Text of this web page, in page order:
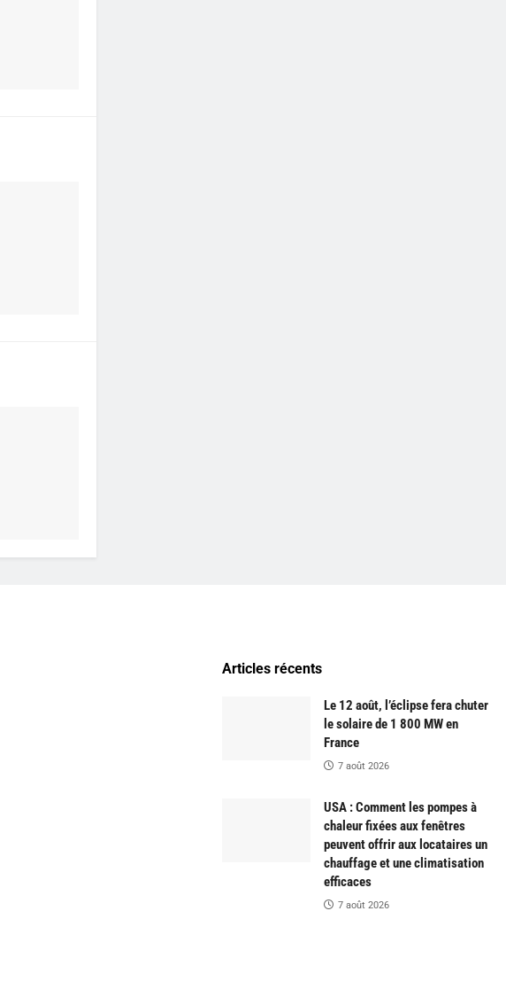
Articles récents
Le 12 août, l’éclipse fera chuter
le solaire de 1 800 MW en
France
7 août 2026
USA : Comment les pompes à
chaleur fixées aux fenêtres
peuvent offrir aux locataires un
chauffage et une climatisation
efficaces
7 août 2026